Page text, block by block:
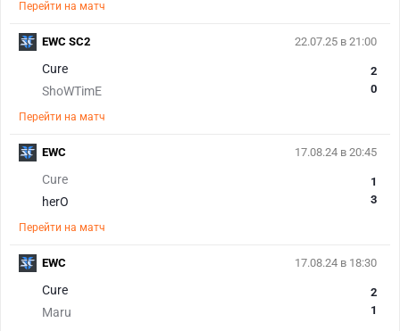
Перейти на матч
22.07.25 в 21:00
Cure
ShoWTimE
2
0
Перейти на матч
EWC SC2
17.08.24 в 20:45
Cure
herO
1
3
Перейти на матч
EWC
17.08.24 в 18:30
Cure
Maru
2
1
EWC